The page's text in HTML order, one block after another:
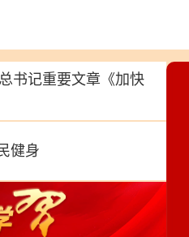
书记重要文章 《加快
健身